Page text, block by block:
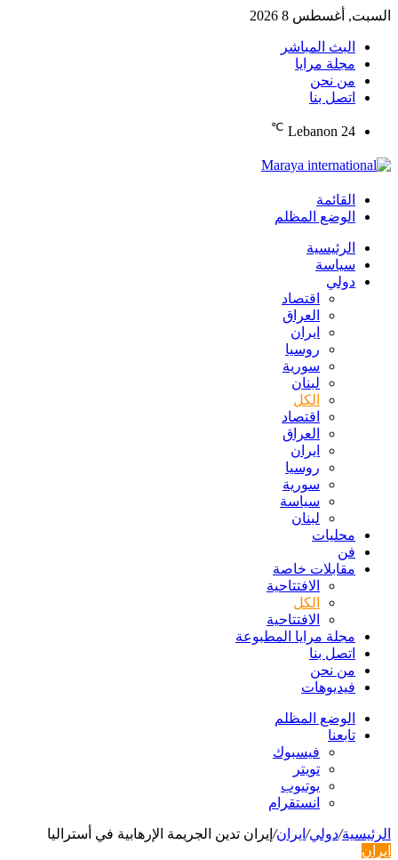
السبت, أغسطس 8 2026
البث المباشر
مجلة مرايا
من نحن
اتصل بنا
Lebanon 24
℃
القائمة
الوضع المظلم
الرئيسية
سياسة
دولي
اقتصاد
العراق
ايران
روسيا
سورية
لبنان
الكل
اقتصاد
العراق
ايران
روسيا
سورية
سياسة
لبنان
محليات
فن
مقابلات خاصة
الافتتاحیة
الكل
الافتتاحیة
مجلة مرايا المطبوعة
اتصل بنا
من نحن
فيديوهات
الوضع المظلم
تابعنا
فيسبوك
تويتر
يوتيوب
انستقرام
الرئيسية/دولي/ ايران/ إيران تدين الجريمة الإرهابية في أستراليا
ايران